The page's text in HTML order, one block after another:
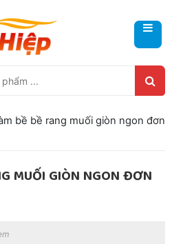
bề bề rang muối giòn ngon đơn
MUỐI GIÒN NGON ĐƠN